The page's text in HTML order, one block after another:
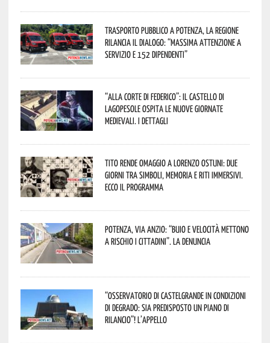
Trasporto pubblico a Potenza, la Regione
rilancia il dialogo: “Massima attenzione a
servizio e 152 dipendenti”
“Alla corte di Federico”: il Castello di
Lagopesole ospita le nuove Giornate
Medievali. I dettagli
Tito rende omaggio a Lorenzo Ostuni: due
giorni tra simboli, memoria e riti immersivi.
Ecco il programma
Potenza, Via Anzio: “Buio e velocità mettono
a rischio i cittadini”. La denuncia
“Osservatorio di Castelgrande in condizioni
di degrado: sia predisposto un piano di
rilancio”! L’appello